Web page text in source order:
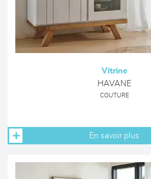
Vitrine
HAVANE
COUTURE
En savoir plus